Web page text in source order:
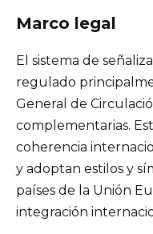
Marco legal
El sistema de
regulado
General de
complementarias.
coherencia
y adoptan estilos y
países de la Unión
integración